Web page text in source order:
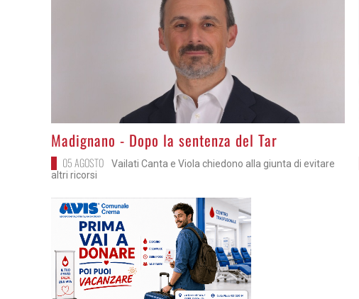
>Madignano - Dopo la sentenza del Tar
05 AGOSTO
Vailati Canta e Viola chiedono alla giunta di evitare
altri ricorsi